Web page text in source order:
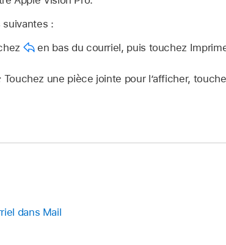
suivantes :
en bas du courriel, puis touchez
Touchez une pièce jointe pour l’afficher,
dans Mail